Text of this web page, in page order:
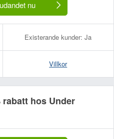
nu
Existerande kunder: Ja
Villkor
rabatt hos Under